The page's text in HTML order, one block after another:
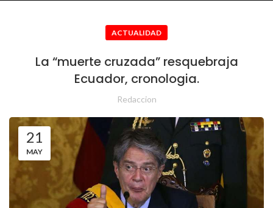
ACTUALIDAD
La “muerte cruzada” resquebraja
Ecuador, cronologia.
Redaccion
21
MAY